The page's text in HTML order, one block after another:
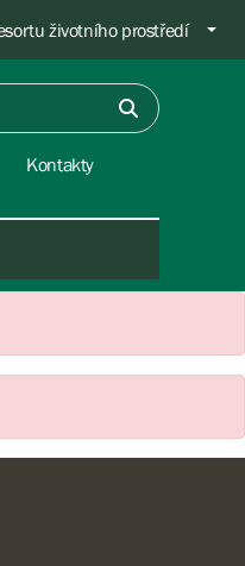
životního prostředí
Kontakty